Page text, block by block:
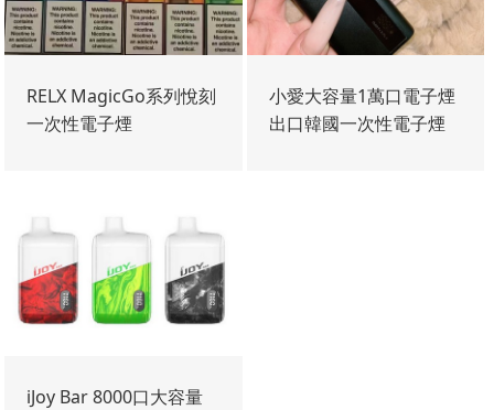
RELX MagicGo系列悅刻
一次性電子煙
小愛大容量1萬口電子煙
出口韓國一次性電子煙
iJoy Bar 8000口大容量